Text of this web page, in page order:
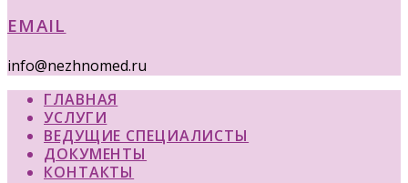
EMAIL
info@nezhnomed.ru
ГЛАВНАЯ
УСЛУГИ
ВЕДУЩИЕ СПЕЦИАЛИСТЫ
ДОКУМЕНТЫ
КОНТАКТЫ